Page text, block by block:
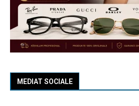
MEDIAT SOCIALE